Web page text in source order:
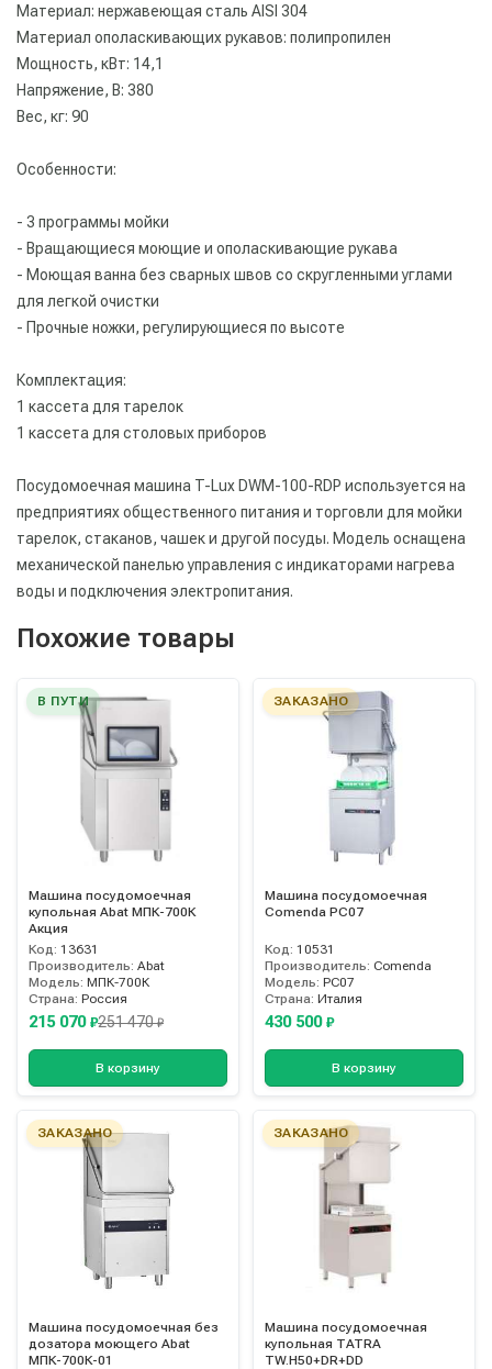
Материал: нержавеющая сталь AISI 304
Материал ополаскивающих рукавов: полипропилен
Мощность, кВт: 14,1
Напряжение, В: 380
Вес, кг: 90
Особенности:
- 3 программы мойки
- Вращающиеся моющие и ополаскивающие рукава
- Моющая ванна без сварных швов со скругленными углами
для легкой очистки
- Прочные ножки, регулирующиеся по высоте
Комплектация:
1 кассета для тарелок
1 кассета для столовых приборов
Посудомоечная машина T-Lux DWM-100-RDP используется на
предприятиях общественного питания и торговли для мойки
тарелок, стаканов, чашек и другой посуды. Модель оснащена
механической панелью управления с индикаторами нагрева
воды и подключения электропитания.
Похожие товары
В ПУТИ
Машина посудомоечная
купольная Abat МПК-700К
Акция
Код: 13631
Производитель: Abat
Модель: МПК-700К
Страна: Россия
215 070 ₽251 470₽
В корзину
ЗАКАЗАНО
Машина посудомоечная
Comenda PC07
Код: 10531
Производитель: Comenda
Модель: PC07
Страна: Италия
430 500 ₽
В корзину
ЗАКАЗАНО
Машина посудомоечная без
дозатора моющего Abat
МПК-700К-01
ЗАКАЗАНО
Машина посудомоечная
купольная TATRA
TW.H50+DR+DD